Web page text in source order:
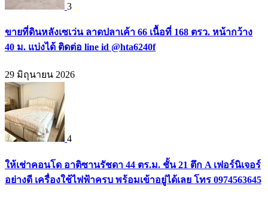
3
ขายที่ดินหลังเซเว่น ลาดปลาเค้า 66 เนื้อที่ 168 ตรว. หน้ากว้าง
40 ม. แบ่งได้ ติดต่อ line id @hta6240f
29 มิถุนายน 2026
4
ให้เช่าคอนโด อาติซานรัชดา 44 ตร.ม. ชั้น 21 ตึก A เฟอร์นิเจอร์
อย่างดี เครื่องใช้ไฟฟ้าครบ พร้อมเข้าอยู่ได้เลย โทร 0974563645